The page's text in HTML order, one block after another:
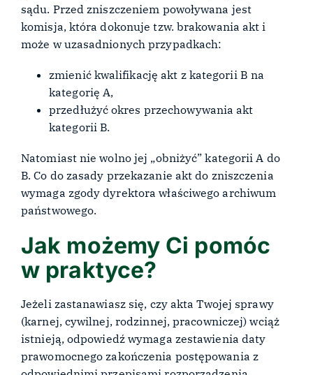
sądu. Przed zniszczeniem powoływana jest
komisja, która dokonuje tzw. brakowania akt i
może w uzasadnionych przypadkach:
zmienić kwalifikację akt z kategorii B na
kategorię A,
przedłużyć okres przechowywania akt
kategorii B.
Natomiast nie wolno jej „obniżyć” kategorii A do
B. Co do zasady przekazanie akt do zniszczenia
wymaga zgody dyrektora właściwego archiwum
państwowego.
Jak możemy Ci pomóc
w praktyce?
Jeżeli zastanawiasz się, czy akta Twojej sprawy
(karnej, cywilnej, rodzinnej, pracowniczej) wciąż
istnieją, odpowiedź wymaga zestawienia daty
prawomocnego zakończenia postępowania z